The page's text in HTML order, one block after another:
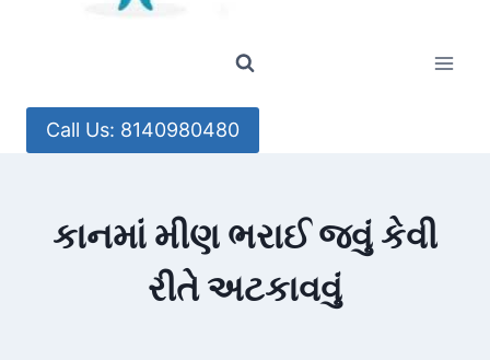
Call Us: 8140980480
કાનમાં મીણ ભરાઈ જવું કેવી
રીતે અટકાવવું